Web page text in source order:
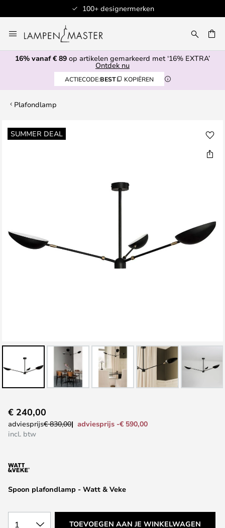
100+ designermerken
naar
de
inhoud
16% vanaf € 89 op artikelen gemarkeerd met ‘16% EXTRA’
Ontdek nu
ACTIECODE:BEST KOPIËREN
Plafondlamp
SUMMER DEAL
Ga
naar
naar
het
de
gallerij
Spoon plafondlamp - Watt & Veke
€ 240,00
adviesprijs€ 830,00
adviesprijs -€ 590,00
incl. btw
1 TOEVOEGEN AAN JE WINKELWAGEN